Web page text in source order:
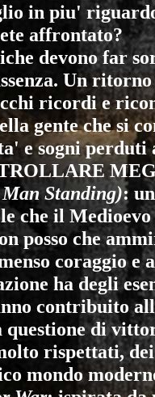
in piu'
affrontato?
devono far
Un
ricordi e
gente che si
e sogni perduti
Standing):
che il
posso che
coraggio
ha degli
contribuito
questione di
rispettati,
mondo